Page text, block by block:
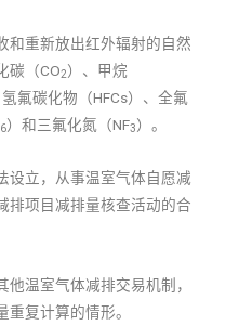
重新放出红外辐射的自然
碳（CO2）、甲烷
氟碳化物（HFCs）、全氟
6）和三氟化氮（NF3）。
立，从事温室气体自愿减
排项目减排量核查活动的合
温室气体减排交易机制，
复计算的情形。